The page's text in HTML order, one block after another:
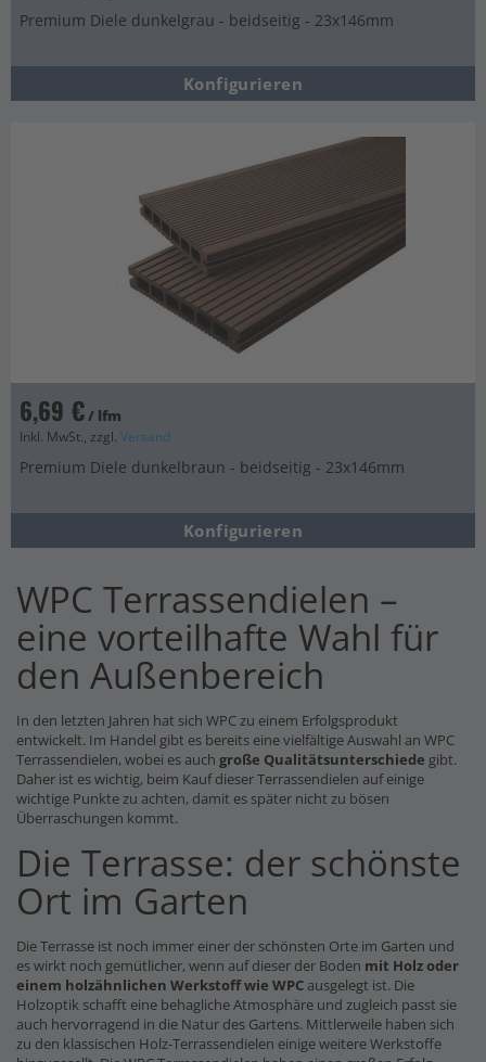
Premium Diele dunkelgrau - beidseitig - 23x146mm
Konfigurieren
6,69 €/ lfm
Inkl. MwSt., zzgl. Versand
Premium Diele dunkelbraun - beidseitig - 23x146mm
Konfigurieren
WPC Terrassendielen –
eine vorteilhafte Wahl für
den Außenbereich
In den letzten Jahren hat sich WPC zu einem Erfolgsprodukt
entwickelt. Im Handel gibt es bereits eine vielfältige Auswahl an WPC
Terrassendielen, wobei es auch große Qualitätsunterschiede gibt.
Daher ist es wichtig, beim Kauf dieser Terrassendielen auf einige
wichtige Punkte zu achten, damit es später nicht zu bösen
Überraschungen kommt.
Die Terrasse: der schönste
Ort im Garten
Die Terrasse ist noch immer einer der schönsten Orte im Garten und
es wirkt noch gemütlicher, wenn auf dieser der Boden mit Holz oder
einem holzähnlichen Werkstoff wie WPCausgelegt ist. Die
Holzoptik schafft eine behagliche Atmosphäre und zugleich passt sie
auch hervorragend in die Natur des Gartens. Mittlerweile haben sich
zu den klassischen Holz-Terrassendielen einige weitere Werkstoffe